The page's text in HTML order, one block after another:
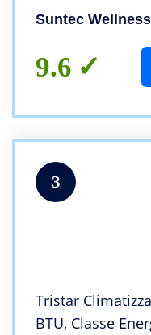
deumidificatore
Suntec Wellness
9.6
3
Tristar
BTU, Classe